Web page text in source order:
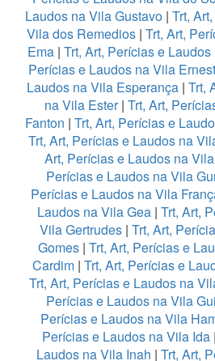
Laudos na Vila Gustavo | Trt,
Vila dos Remedios| Trt, Art,
Ema | Trt, Art, Perícias e
Perícias e Laudos na Vila
Laudos na Vila Esperança | Trt,
na Vila Ester| Trt, Art,
Fanton | Trt, Art, Perícias e
Trt, Art, Perícias e Laudos na
Art, Perícias e Laudos na
Perícias e Laudos na Vila
Perícias e Laudos na Vila
Laudos na Vila Gea| Trt, Art,
Vila Gertrudes | Trt, Art,
Gomes | Trt, Art, Perícias e
Cardim| Trt, Art, Perícias e
Trt, Art, Perícias e Laudos na
Perícias e Laudos na Vila
Perícias e Laudos na Vila
Perícias e Laudos na Vila Ida|
Laudos na Vila Inah | Trt, Art,